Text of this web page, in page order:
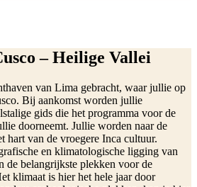
– Heilige Vallei
van Lima gebracht, waar jullie op
Bij aankomst worden jullie
gids die het programma voor de
doorneemt. Jullie worden naar de
hart van de vroegere Inca cultuur.
en klimatologische ligging van
de belangrijkste plekken voor de
klimaat is hier het hele jaar door